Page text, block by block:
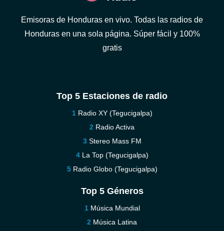
Emisoras de Honduras en vivo. Todas las radios de
Honduras en una sola página. Súper fácil y 100%
gratis
Top 5 Estaciones de radio
Radio XY (Tegucigalpa)
Radio Activa
Stereo Mass FM
La Top (Tegucigalpa)
Radio Globo (Tegucigalpa)
Top 5 Géneros
Música Mundial
Música Latina